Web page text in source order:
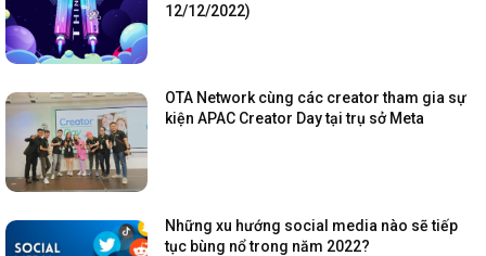
12/12/2022)
OTA Network cùng các creator tham gia sự
kiện APAC Creator Day tại trụ sở Meta
Những xu hướng social media nào sẽ tiếp
tục bùng nổ trong năm 2022?